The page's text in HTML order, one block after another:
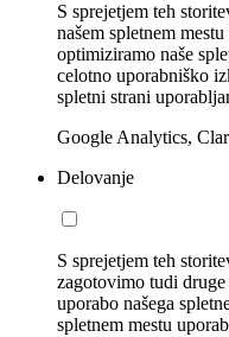
S sprejetjem teh
našem spletnem
optimiziramo naše
celotno uporabniško
spletni strani
Google Analytics,
Delovanje
S sprejetjem teh
zagotovimo tudi
uporabo našega
spletnem mestu